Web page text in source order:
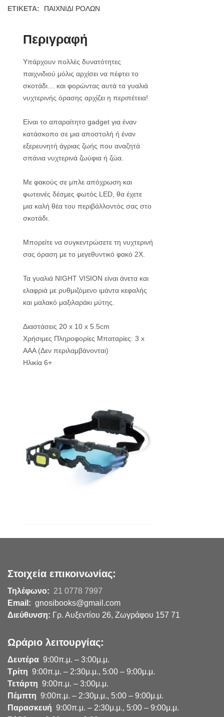
ΕΤΙΚΈΤΑ:
ΠΑΙΧΝΙΔΙ ΡΟΛΩΝ
Περιγραφή
Υπάρχουν πολλές δυνατότητες
παιχνιδιού μόλις αρχίσει να πέφτει το
σκοτάδι… και φορώντας αυτά τα γυαλιά
νυχτερινής όρασης αρχίζει η περιπέτεια!
Είναι το απαραίτητο gadget για έναν
κατάσκοπο σε μια αποστολή ή έναν
εξερευνητή άγριας ζωής που αναζητά
σπάνια νυχτερινά ζωύφια ή ζώα.
Με φακούς σε μπλε απόχρωση και
φωτεινές δέσμες φωτός LED, θα έχετε
μια καλή θέα του περιβάλλοντός σας στο
σκοτάδι.
Μπορείτε να συγκεντρώσετε τη νυχτερινή
σας όραση με το μεγεθυντικό φακό 2Χ.
Τα γυαλιά NIGHT VISION είναι άνετα και
ελαφριά με ρυθμιζόμενο ιμάντα κεφαλής
και μαλακό μαξιλαράκι μύτης.
Διαστάσεις 20 x 10 x 5.5cm
Χρήσιμες Πληροφορίες Μπαταρίες: 3 x
ΑΑΑ (Δεν περιλαμβάνονται)
Ηλικία 6+
Στοιχεία επικοινωνίας:
Τηλέφωνο: 21 0778 7997
Email: gnosibooks@gmail.com
Διεύθυνση: Γρ. Αυξεντίου 26, Ζωγράφου 157 71
Ωράριο λειτουργίας:
Δευτέρα 9:00π.μ. – 3:00μ.μ.
Τρίτη 9:00π.μ. – 2:30μ.μ., 5:00 – 9:00μ.μ.
Τετάρτη 9:00π.μ. – 3:00μ.μ.
Πέμπτη 9:00π.μ. – 2:30μ.μ., 5:00 – 9:00μ.μ.
Παρασκευή 9:00π.μ. – 2:30μ.μ., 5:00 – 9:00μ.μ.